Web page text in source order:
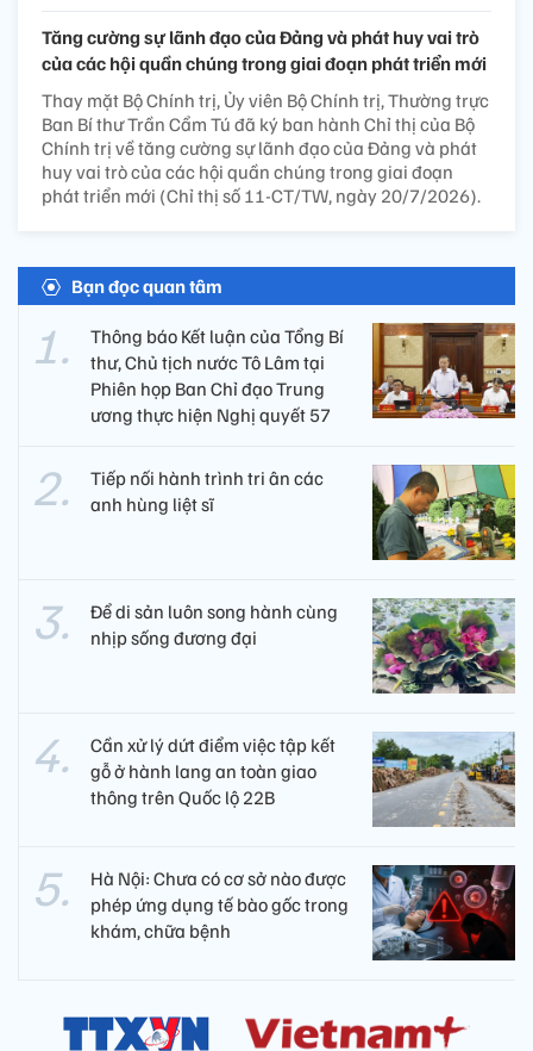
Tăng cường sự lãnh đạo của Đảng và phát huy vai trò
của các hội quần chúng trong giai đoạn phát triển mới
Thay mặt Bộ Chính trị, Ủy viên Bộ Chính trị, Thường trực
Ban Bí thư Trần Cẩm Tú đã ký ban hành Chỉ thị của Bộ
Chính trị về tăng cường sự lãnh đạo của Đảng và phát
huy vai trò của các hội quần chúng trong giai đoạn
phát triển mới (Chỉ thị số 11-CT/TW, ngày 20/7/2026).
Bạn đọc quan tâm
Thông báo Kết luận của Tổng Bí
thư, Chủ tịch nước Tô Lâm tại
Phiên họp Ban Chỉ đạo Trung
ương thực hiện Nghị quyết 57
Tiếp nối hành trình tri ân các
anh hùng liệt sĩ ​
Để di sản luôn song hành cùng
nhịp sống đương đại
Cần xử lý dứt điểm việc tập kết
gỗ ở hành lang an toàn giao
thông trên Quốc lộ 22B
Hà Nội: Chưa có cơ sở nào được
phép ứng dụng tế bào gốc trong
khám, chữa bệnh